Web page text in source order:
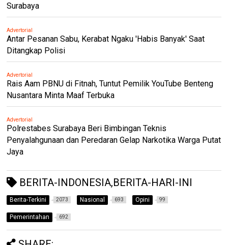
Surabaya
Advertorial
Antar Pesanan Sabu, Kerabat Ngaku 'Habis Banyak' Saat
Ditangkap Polisi
Advertorial
Rais Aam PBNU di Fitnah, Tuntut Pemilik YouTube Benteng
Nusantara Minta Maaf Terbuka
Advertorial
Polrestabes Surabaya Beri Bimbingan Teknis
Penyalahgunaan dan Peredaran Gelap Narkotika Warga Putat
Jaya
BERITA-INDONESIA,BERITA-HARI-INI
Berita-Terkini 2073 Nasional 693 Opini 99
Pemerintahan 692